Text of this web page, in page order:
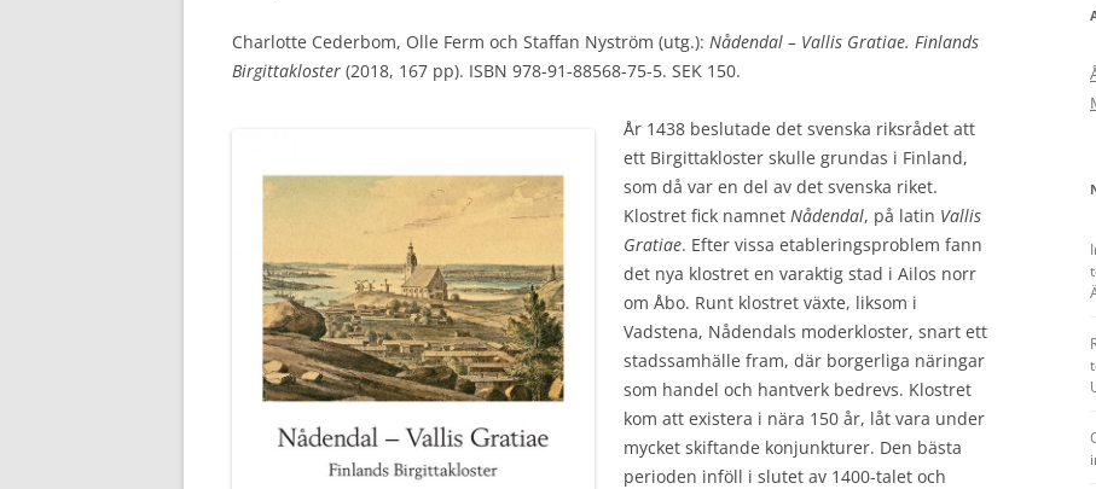
ÅRSREDOVISNING 2021
ÅRSREDOVISNING 2020
ÅRSREDOVISNING 2019
ÅRSREDOVISNING 2018
ÅRSREDOVISNING 2017
ÅRSREDOVISNING 2016
VERKSAMHETSBERÄTTELSE 2015
Charlotte Cederbom, Olle Ferm och Staffan Nyström (utg.): Nådendal – Vallis Gratiae. Finlands
Birgittakloster (2018, 167 pp). ISBN 978-91-88568-75-5. SEK 150.
År 1438 beslutade det svenska riksrådet att
ett Birgittakloster skulle grundas i Finland,
som då var en del av det svenska riket.
Klostret fick namnet Nådendal, på latin Vallis
Gratiae. Efter vissa etableringsproblem fann
det nya klostret en varaktig stad i Ailos norr
om Åbo. Runt klostret växte, liksom i
Vadstena, Nådendals moderkloster, snart ett
stadssamhälle fram, där borgerliga näringar
som handel och hantverk bedrevs. Klostret
kom att existera i nära 150 år, låt vara under
mycket skiftande konjunkturer. Den bästa
perioden inföll i slutet av 1400-talet och